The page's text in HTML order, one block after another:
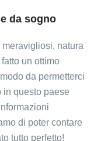
da sogno
meravigliosi, natura
un ottimo
da permetterci
in questo paese
di poter contare
tutto perfetto!